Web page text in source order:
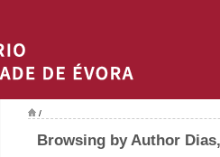
/
Browsing by Author